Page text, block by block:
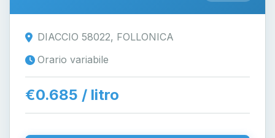
DIACCIO 58022, FOLLONICA
Orario variabile
€0.685 / litro